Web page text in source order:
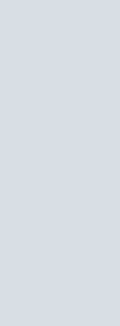
innovatieve
pas
de industrie
en
de